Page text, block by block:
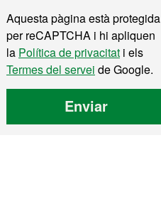
Aquesta pàgina està protegida
per reCAPTCHA i hi apliquen
la Política de privacitat i els
Termes del servei de Google.
Enviar